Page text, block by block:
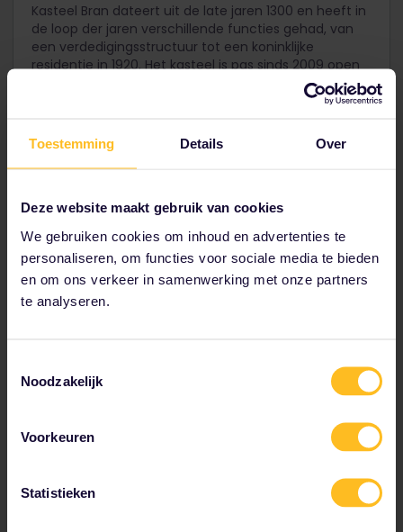
Toestemming Details Over
Deze website maakt gebruik van cookies
We gebruiken cookies om inhoud en advertenties te
personaliseren, om functies voor sociale media te bieden
en om ons verkeer in samenwerking met onze partners
te analyseren.
Noodzakelijk
Voorkeuren
Statistieken
Kasteel Bran dateert uit de late jaren 1300 en heeft in
de loop der jaren verschillende functies gehad, van
een verdedigingsstructuur tot een koninklijke
residentie in 1920. Het kasteel is pas sinds 2009 open
voor het publiek. Vandaag kun je het fascinerende,
griezelige terrein bezoeken en verschillende kamers
Insidertip:
Ga zeker eens kijken naar de diepe kerker
Zo kom je er:
Het dichtstbijzijnde treinstation bevindt